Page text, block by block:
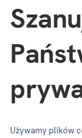
Adres
Używamy plików